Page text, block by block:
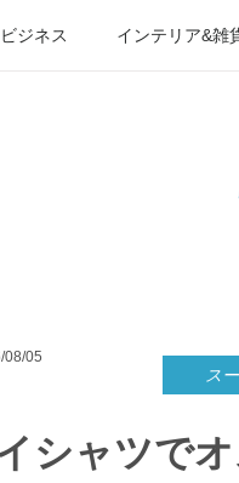
ビジネス インテリア&雑
08/05
ス
シャツで